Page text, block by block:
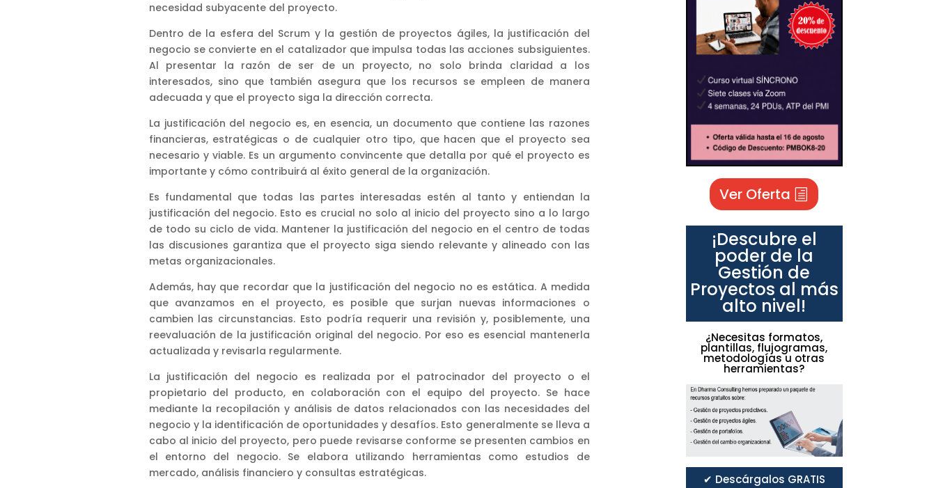
necesidad subyacente del proyecto.
Dentro de la esfera del Scrum y la gestión de proyectos ágiles, la justificación del
negocio se convierte en el catalizador que impulsa todas las acciones subsiguientes.
Al presentar la razón de ser de un proyecto, no solo brinda claridad a los
interesados, sino que también asegura que los recursos se empleen de manera
adecuada y que el proyecto siga la dirección correcta.
La justificación del negocio es, en esencia, un documento que contiene las razones
financieras, estratégicas o de cualquier otro tipo, que hacen que el proyecto sea
necesario y viable. Es un argumento convincente que detalla por qué el proyecto es
importante y cómo contribuirá al éxito general de la organización.
Es fundamental que todas las partes interesadas estén al tanto y entiendan la
justificación del negocio. Esto es crucial no solo al inicio del proyecto sino a lo largo
de todo su ciclo de vida. Mantener la justificación del negocio en el centro de todas
las discusiones garantiza que el proyecto siga siendo relevante y alineado con las
metas organizacionales.
Además, hay que recordar que la justificación del negocio no es estática. A medida
que avanzamos en el proyecto, es posible que surjan nuevas informaciones o
cambien las circunstancias. Esto podría requerir una revisión y, posiblemente, una
reevaluación de la justificación original del negocio. Por eso es esencial mantenerla
actualizada y revisarla regularmente.
La justificación del negocio es realizada por el patrocinador del proyecto o el
propietario del producto, en colaboración con el equipo del proyecto. Se hace
mediante la recopilación y análisis de datos relacionados con las necesidades del
negocio y la identificación de oportunidades y desafíos. Esto generalmente se lleva a
cabo al inicio del proyecto, pero puede revisarse conforme se presenten cambios en
el entorno del negocio. Se elabora utilizando herramientas como estudios de
mercado, análisis financiero y consultas estratégicas.
Ver Oferta
¡Descubre el
poder de la
Gestión de
Proyectos al más
alto nivel!
¿Necesitas formatos,
plantillas, flujogramas,
metodologías u otras
herramientas?
✔ Descárgalos GRATIS